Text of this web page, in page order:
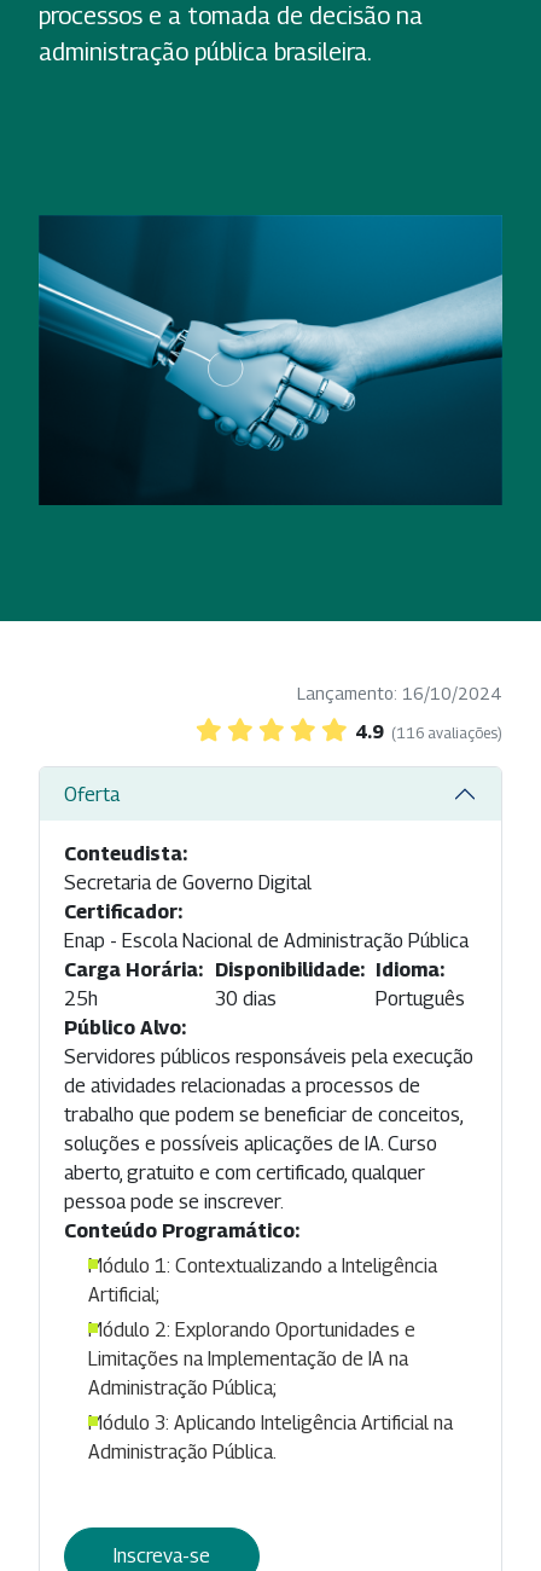
processos e a tomada de decisão na
administração pública brasileira.
Lançamento: 16/10/2024
4.9 (116 avaliações)
Oferta
Conteudista:
Secretaria de Governo Digital
Certificador:
Enap - Escola Nacional de Administração Pública
Carga Horária:
25h
Disponibilidade:
30 dias
Idioma:
Português
Público Alvo:
Servidores públicos responsáveis pela execução
de atividades relacionadas a processos de
trabalho que podem se beneficiar de conceitos,
soluções e possíveis aplicações de IA. Curso
aberto, gratuito e com certificado, qualquer
pessoa pode se inscrever.
Conteúdo Programático:
Módulo 1: Contextualizando a Inteligência
Artificial;
Módulo 2: Explorando Oportunidades e
Limitações na Implementação de IA na
Administração Pública;
Módulo 3: Aplicando Inteligência Artificial na
Administração Pública.
Inscreva-se